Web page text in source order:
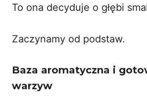
To ona decyduje o głębi
Zaczynamy od podstaw.
Baza aromatyczna i
warzyw